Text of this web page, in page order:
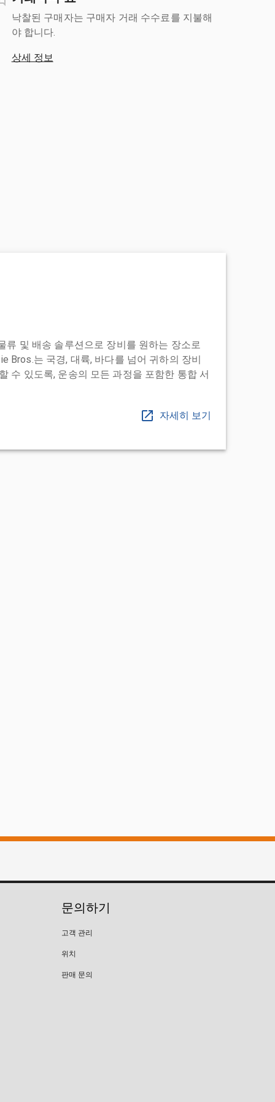
낙찰된 구매자는 구매자 거래 수수료를 지불해
야 합니다.
상세 정보
류 및 배송 솔루션으로 장비를 원하는 장소로
Bros.는 국경, 대륙, 바다를 넘어 귀하의 장비
수 있도록, 운송의 모든 과정을 포함한 통합 서
자세히 보기
문의하기
고객 관리
위치
판매 문의